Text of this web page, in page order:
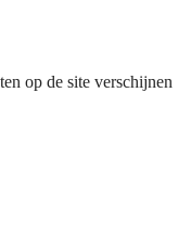
op de site verschijnen